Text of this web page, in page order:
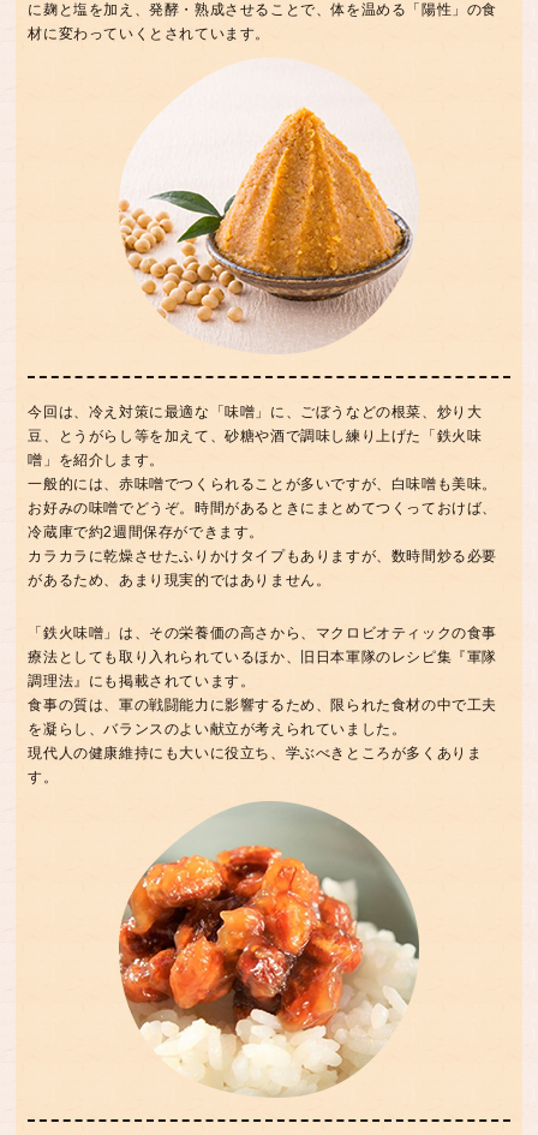
に麹と塩を加え、発酵・熟成させることで、体を温める「陽性」の食
材に変わっていくとされています。
今回は、冷え対策に最適な「味噌」に、ごぼうなどの根菜、炒り大
豆、とうがらし等を加えて、砂糖や酒で調味し練り上げた「鉄火味
噌」を紹介します。
一般的には、赤味噌でつくられることが多いですが、白味噌も美味。
お好みの味噌でどうぞ。時間があるときにまとめてつくっておけば、
冷蔵庫で約2週間保存ができます。
カラカラに乾燥させたふりかけタイプもありますが、数時間炒る必要
があるため、あまり現実的ではありません。
「鉄火味噌」は、その栄養価の高さから、マクロビオティックの食事
療法としても取り入れられているほか、旧日本軍隊のレシピ集『軍隊
調理法』にも掲載されています。
食事の質は、軍の戦闘能力に影響するため、限られた食材の中で工夫
を凝らし、バランスのよい献立が考えられていました。
現代人の健康維持にも大いに役立ち、学ぶべきところが多くありま
す。